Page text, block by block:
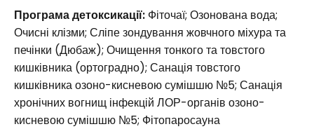
Програма детоксикації: Фіточаї; Озонована вода;
Очисні клізми; Сліпе зондування жовчного міхура та
печінки (Дюбаж); Очищення тонкого та товстого
кишківника (ортоградно); Санація товстого
кишківника озоно-кисневою сумішшю №5; Санація
хронічних вогнищ інфекцій ЛОР-органів озоно-
кисневою сумішшю №5; Фітопаросауна